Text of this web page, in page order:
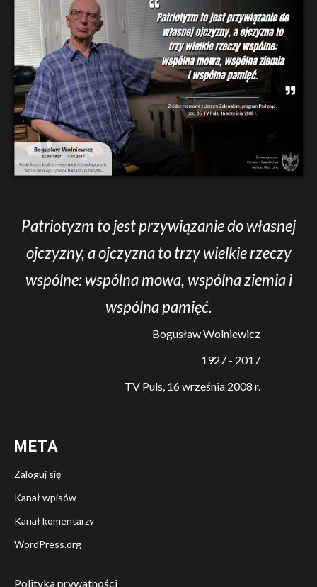
Patriotyzm to jest przywiązanie do własnej
ojczyzny, a ojczyzna to trzy wielkie rzeczy
wspólne: wspólna mowa, wspólna ziemia i
wspólna pamięć.
Bogusław Wolniewicz
1927 - 2017
TV Puls, 16 września 2008 r.
META
Zaloguj się
Kanał wpisów
Kanał komentarzy
WordPress.org
Polityka prywatności